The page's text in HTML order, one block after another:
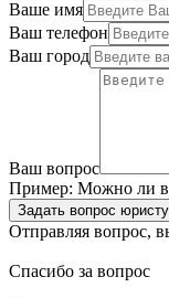
Ваше имя
Ваш телефон
Ваш город
Ваш вопрос
Пример: Можно ли
Задать вопрос юристу
Отправляя вопрос,
Спасибо за вопрос